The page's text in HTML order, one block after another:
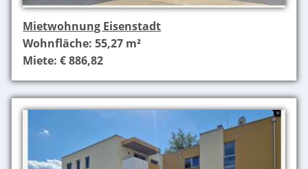
Mietwohnung Eisenstadt
Wohnfläche: 55,27 m²
Miete: € 886,82